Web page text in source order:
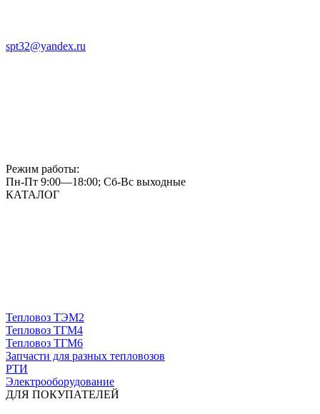
spt32@yandex.ru
Режим работы:
Пн-Пт 9:00—18:00; Сб-Вс выходные
КАТАЛОГ
Тепловоз ТЭМ2
Тепловоз ТГМ4
Тепловоз ТГМ6
Запчасти для разных тепловозов
РТИ
Электрооборудование
ДЛЯ ПОКУПАТЕЛЕЙ